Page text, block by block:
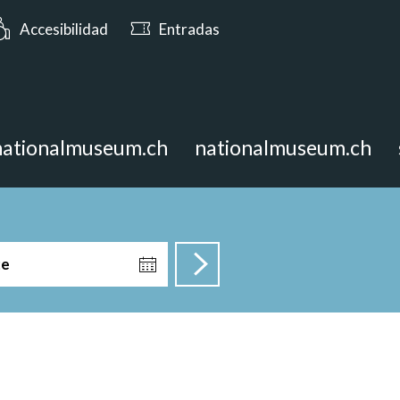
a partir de las 10:00
Accesibilidad Entradas
nationalmuseum.ch